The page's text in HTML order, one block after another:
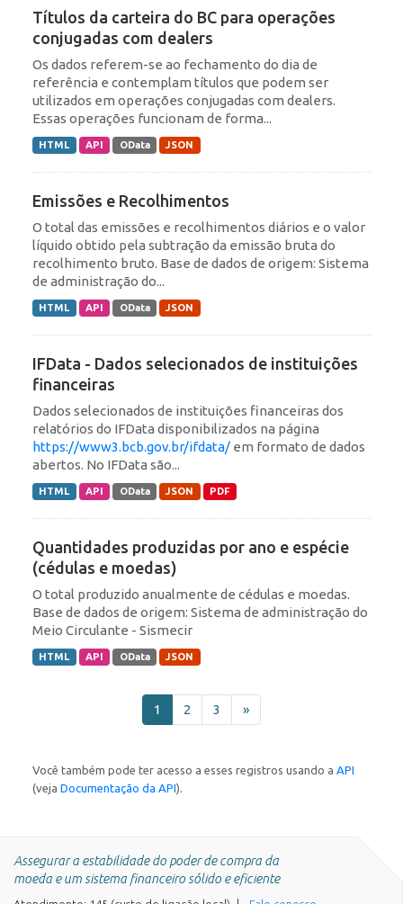
Títulos da carteira do BC para operações
conjugadas com dealers
Os dados referem-se ao fechamento do dia de
referência e contemplam títulos que podem ser
utilizados em operações conjugadas com dealers.
Essas operações funcionam de forma...
HTML API OData JSON
Emissões e Recolhimentos
O total das emissões e recolhimentos diários e o valor
líquido obtido pela subtração da emissão bruta do
recolhimento bruto. Base de dados de origem: Sistema
de administração do...
HTML API OData JSON
IFData - Dados selecionados de instituições
financeiras
Dados selecionados de instituições financeiras dos
relatórios do IFData disponibilizados na página
https://www3.bcb.gov.br/ifdata/ em formato de dados
abertos. No IFData são...
HTML API OData JSON PDF
Quantidades produzidas por ano e espécie
(cédulas e moedas)
O total produzido anualmente de cédulas e moedas.
Base de dados de origem: Sistema de administração do
Meio Circulante - Sismecir
HTML API OData JSON
1 2 3 »
Você também pode ter acesso a esses registros usando a API
(veja Documentação da API).
Assegurar a estabilidade do poder de compra da
moeda e um sistema financeiro sólido e eficiente